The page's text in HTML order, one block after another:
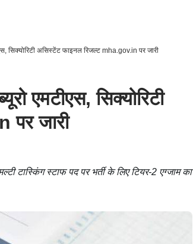
सिक्योरिटी असिस्टेंट फाइनल रिजल्ट mha.gov.in पर जारी
एमटीएस, सिक्योरिटी
जारी
टास्किंग स्टाफ पद पर भर्ती के लिए टियर-2 एग्जाम का